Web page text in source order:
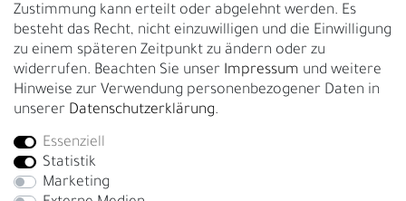
Garantie
GESCHÄFTSKUNDEN & HÄNDLER
B2B Geschäftskunden
Bei Fragen wenden Sie sich direkt an unser Service-Team.
+4917663727338
Zustimmung kann erteilt oder abgelehnt werden. Es
besteht das Recht, nicht einzuwilligen und die Einwilligung
zu einem späteren Zeitpunkt zu ändern oder zu
widerrufen. Beachten Sie unser Impressum und weitere
Hinweise zur Verwendung personenbezogener Daten in
unserer Daten­schutz­erklärung.
Essenziell
Statistik
Marketing